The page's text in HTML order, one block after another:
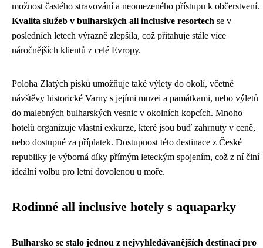
možnost častého stravování a neomezeného přístupu k občerstvení.
Kvalita služeb v bulharských all inclusive resortech se v
posledních letech výrazně zlepšila, což přitahuje stále více
náročnějších klientů z celé Evropy.
Poloha Zlatých písků umožňuje také výlety do okolí, včetně
návštěvy historické Varny s jejími muzei a památkami, nebo výletů
do malebných bulharských vesnic v okolních kopcích. Mnoho
hotelů organizuje vlastní exkurze, které jsou buď zahrnuty v ceně,
nebo dostupné za příplatek. Dostupnost této destinace z České
republiky je výborná díky přímým leteckým spojením, což z ní činí
ideální volbu pro letní dovolenou u moře.
Rodinné all inclusive hotely s aquaparky
Bulharsko se stalo jednou z nejvyhledávanějších destinací pro